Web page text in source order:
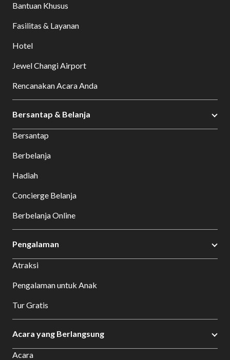
Bantuan Khusus
Fasilitas & Layanan
Hotel
Jewel Changi Airport
Rencanakan Acara Anda
Bersantap & Belanja
Bersantap
Berbelanja
Hadiah
Concierge Belanja
Berbelanja Online
Pengalaman
Atraksi
Pengalaman untuk Anak
Tur Gratis
Acara yang Berlangsung
Acara